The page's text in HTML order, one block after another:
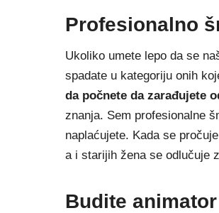
Profesionalno
Ukoliko umete lepo da se
spadate u kategoriju onih
da počnete da zarađujete
znanja. Sem profesionalne
naplaćujete. Kada se
a i starijih žena se odlučuje
Budite